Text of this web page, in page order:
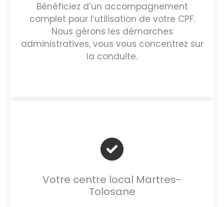
Bénéficiez d’un accompagnement
complet pour l’utilisation de votre CPF.
Nous gérons les démarches
administratives, vous vous concentrez sur
la conduite.
Votre centre local Martres-
Tolosane